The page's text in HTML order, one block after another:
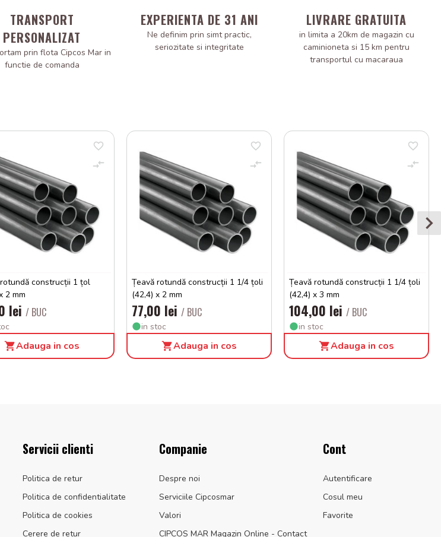
TRANSPORT
PERSONALIZAT
prin flota Cipcos Mar in
functie de comanda
EXPERIENTA DE 31 ANI
Ne definim prin simt practic,
seriozitate si integritate
LIVRARE GRATUITA
in limita a 20km de magazin cu
caminioneta si 15 km pentru
transportul cu macaraua
construcții 1 țol
2 mm
lei / BUC
Adauga in cos
Țeavă rotundă construcții 1 1/4 țoli
(42,4) x 2 mm
77,00 lei / BUC
in stoc
Adauga in cos
Țeavă rotundă construcții 1 1/4 țoli
(42,4) x 3 mm
104,00 lei / BUC
in stoc
Adauga in cos
Servicii clienti
Politica de retur
Politica de confidentialitate
Politica de cookies
Cerere de retur
Companie
Despre noi
Serviciile Cipcosmar
Valori
CIPCOS MAR Magazin Online - Contact
Cont
Autentificare
Cosul meu
Favorite